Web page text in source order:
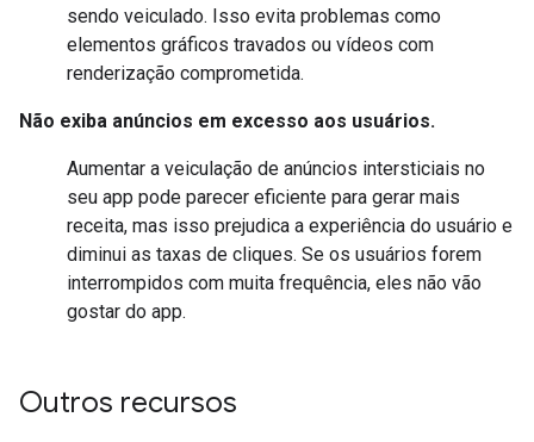
sendo veiculado. Isso evita problemas como
elementos gráficos travados ou vídeos com
renderização comprometida.
Não exiba anúncios em excesso aos usuários.
Aumentar a veiculação de anúncios intersticiais no
seu app pode parecer eficiente para gerar mais
receita, mas isso prejudica a experiência do usuário e
diminui as taxas de cliques. Se os usuários forem
interrompidos com muita frequência, eles não vão
gostar do app.
Outros recursos